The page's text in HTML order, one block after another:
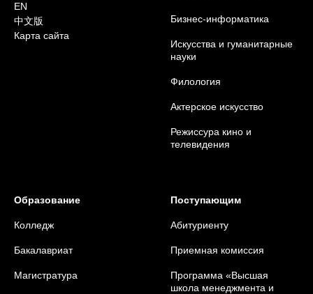
EN
中文版
Карта сайта
Бизнес-информатика
Искусства и гуманитарные
науки
Филология
Актерское искусство
Режиссура кино и
телевидения
Образование
Колледж
Бакалавриат
Магистратура
Поступающим
Абитуриенту
Приемная комиссия
Программа «Высшая
школа менеджмента и